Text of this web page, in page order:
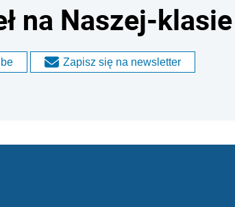
na Naszej-klasie
Zapisz się na newsletter